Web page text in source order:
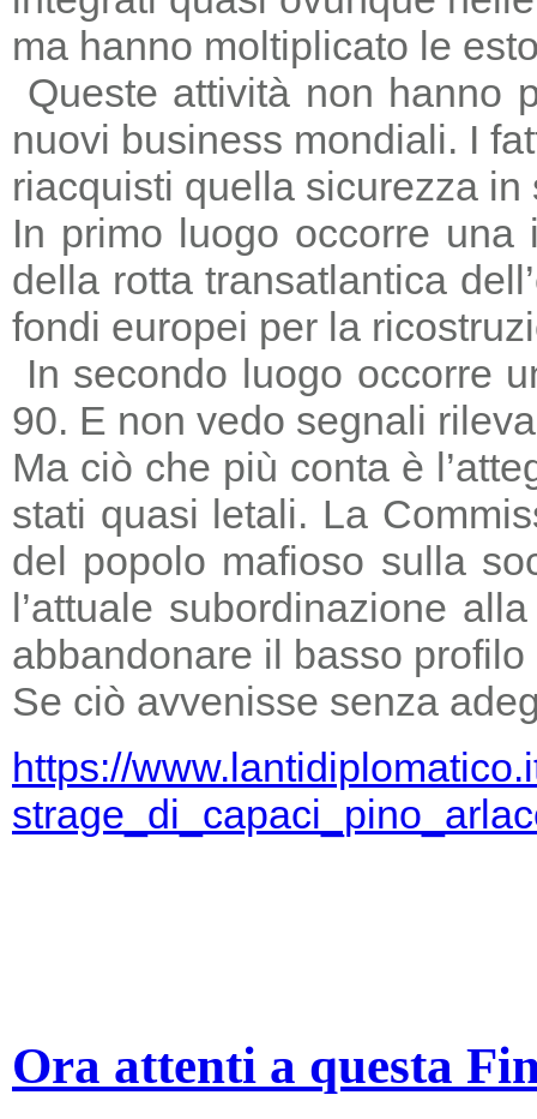
ma hanno moltiplicato le
Queste attività non hanno
nuovi business mondiali. I
riacquisti quella sicurezza
In primo luogo occorre
della rotta transatlantica
fondi europei per la
In secondo luogo occorre
90. E non vedo segnali
Ma ciò che più conta è
stati quasi letali. La
del popolo mafioso sulla
l’attuale subordinazione
abbandonare il basso
Se ciò avvenisse senza
https://
Ora attenti a questa